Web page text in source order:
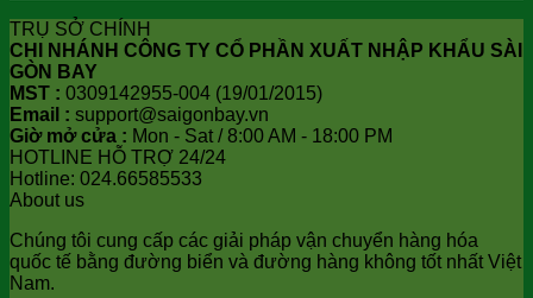
TRỤ SỞ CHÍNH
CHI NHÁNH CÔNG TY CỔ PHẦN XUẤT NHẬP KHẨU SÀI
GÒN BAY
MST : 0309142955-004 (19/01/2015)
Email : support@saigonbay.vn
Giờ mở cửa : Mon - Sat / 8:00 AM - 18:00 PM
HOTLINE HỖ TRỢ 24/24
Hotline: 024.66585533
About us
Chúng tôi cung cấp các giải pháp vận chuyển hàng hóa
quốc tế bằng đường biển và đường hàng không tốt nhất Việt
Nam.